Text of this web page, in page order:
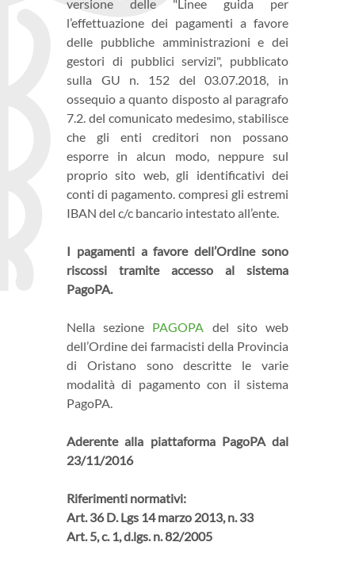
versione delle "Linee guida per
l’effettuazione dei pagamenti a favore
delle pubbliche amministrazioni e dei
gestori di pubblici servizi", pubblicato
sulla GU n. 152 del 03.07.2018, in
ossequio a quanto disposto al paragrafo
7.2. del comunicato medesimo, stabilisce
che gli enti creditori non possano
esporre in alcun modo, neppure sul
proprio sito web, gli identificativi dei
conti di pagamento. compresi gli estremi
IBAN del c/c bancario intestato all’ente.
I pagamenti a favore dell’Ordine sono
riscossi tramite accesso al sistema
PagoPA.
Nella sezione PAGOPA del sito web
dell’Ordine dei farmacisti della Provincia
di Oristano sono descritte le varie
modalità di pagamento con il sistema
PagoPA.
Aderente alla piattaforma PagoPA dal
23/11/2016
Riferimenti normativi:
Art. 36 D. Lgs 14 marzo 2013, n. 33
Art. 5, c. 1, d.lgs. n. 82/2005